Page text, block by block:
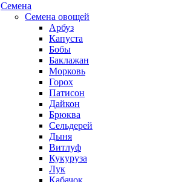
Семена
Семена овощей
Арбуз
Капуста
Бобы
Баклажан
Морковь
Горох
Патисон
Дайкон
Брюква
Сельдерей
Дыня
Витлуф
Кукуруза
Лук
Кабачок